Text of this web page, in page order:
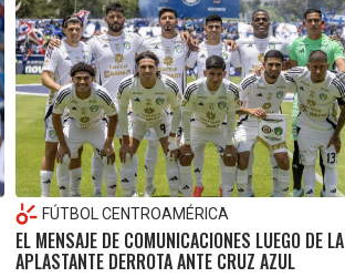
FÚTBOL CENTROAMÉRICA
EL MENSAJE DE COMUNICACIONES LUEGO DE LA
APLASTANTE DERROTA ANTE CRUZ AZUL